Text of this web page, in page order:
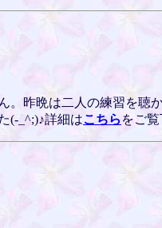
昨晩は二人の練習を聴
(-_^;)♪詳細はこちら をご